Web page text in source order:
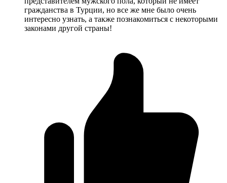
гражданства в Турции, но все же мне было очень
интересно узнать, а также познакомиться с некоторыми
законами другой страны!